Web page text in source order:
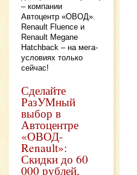
– компании
Автоцентр «ОВОД».
Renault Fluence и
Renault Megane
Hatchback – на мега-
условиях только
сейчас!
Сделайте
РазУМный
выбор в
Автоцентре
«ОВОД-
Renault»:
Скидки до 60
000 рублей,